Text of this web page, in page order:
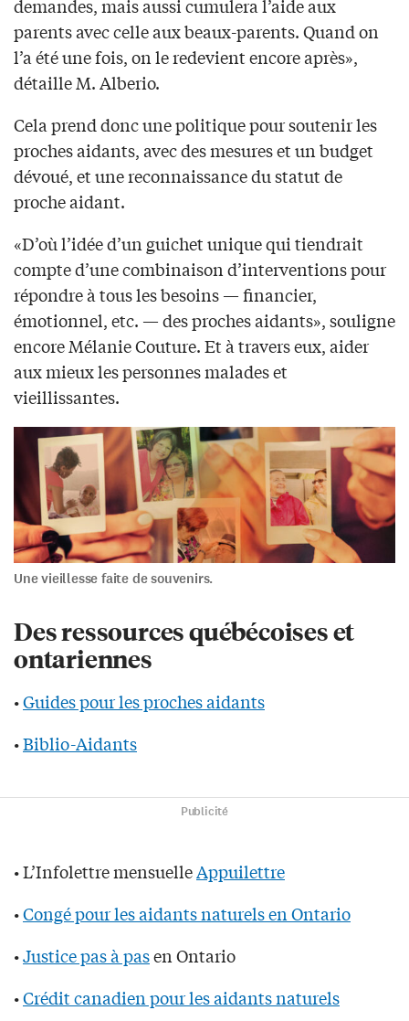
demandes, mais aussi cumulera l’aide aux
parents avec celle aux beaux-parents. Quand on
l’a été une fois, on le redevient encore après»,
détaille M. Alberio.
Cela prend donc une politique pour soutenir les
proches aidants, avec des mesures et un budget
dévoué, et une reconnaissance du statut de
proche aidant.
«D’où l’idée d’un guichet unique qui tiendrait
compte d’une combinaison d’interventions pour
répondre à tous les besoins — financier,
émotionnel, etc. — des proches aidants», souligne
encore Mélanie Couture. Et à travers eux, aider
aux mieux les personnes malades et
vieillissantes.
Une vieillesse faite de souvenirs.
Des ressources québécoises et
ontariennes
•Guides pour les proches aidants
•Biblio-Aidants
Publicité
• L’Infolettre mensuelleAppuilettre
•Congé pour les aidants naturels en Ontario
•Justice pas à pasen Ontario
•Crédit canadien pour les aidants naturels